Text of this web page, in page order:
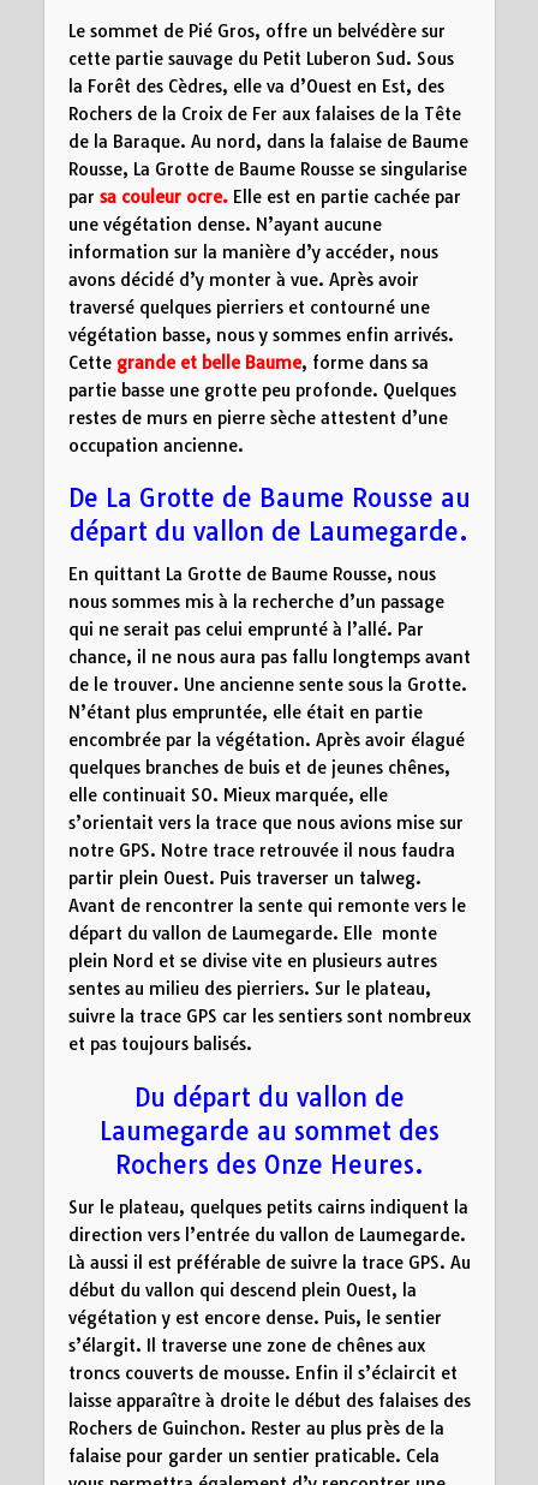
Le sommet de Pié Gros, offre un belvédère sur
cette partie sauvage du Petit Luberon Sud. Sous
la Forêt des Cèdres, elle va d’Ouest en Est, des
Rochers de la Croix de Fer aux falaises de la Tête
de la Baraque. Au nord, dans la falaise de Baume
Rousse, La Grotte de Baume Rousse se singularise
par sa couleur ocre.Elle est en partie cachée par
une végétation dense. N’ayant aucune
information sur la manière d’y accéder, nous
avons décidé d’y monter à vue. Après avoir
traversé quelques pierriers et contourné une
végétation basse, nous y sommes enfin arrivés.
Cettegrande et belle Baume, forme dans sa
partie basse une grotte peu profonde. Quelques
restes de murs en pierre sèche attestent d’une
occupation ancienne.
De La Grotte de Baume Rousse au
départ du vallon de Laumegarde.
En quittant La Grotte de Baume Rousse, nous
nous sommes mis à la recherche d’un passage
qui ne serait pas celui emprunté à l’allé. Par
chance, il ne nous aura pas fallu longtemps avant
de le trouver. Une ancienne sente sous la Grotte.
N’étant plus empruntée, elle était en partie
encombrée par la végétation. Après avoir élagué
quelques branches de buis et de jeunes chênes,
elle continuait SO. Mieux marquée, elle
s’orientait vers la trace que nous avions mise sur
notre GPS. Notre trace retrouvée il nous faudra
partir plein Ouest. Puis traverser un talweg.
Avant de rencontrer la sente qui remonte vers le
départ du vallon de Laumegarde. Elle monte
plein Nord et se divise vite en plusieurs autres
sentes au milieu des pierriers. Sur le plateau,
suivre la trace GPS car les sentiers sont nombreux
et pas toujours balisés.
Du départ du vallon de
Laumegarde au sommet des
Rochers des Onze Heures.
Sur le plateau, quelques petits cairns indiquent la
direction vers l’entrée du vallon de Laumegarde.
Là aussi il est préférable de suivre la trace GPS. Au
début du vallon qui descend plein Ouest, la
végétation y est encore dense. Puis, le sentier
s’élargit. Il traverse une zone de chênes aux
troncs couverts de mousse. Enfin il s’éclaircit et
laisse apparaître à droite le début des falaises des
Rochers de Guinchon. Rester au plus près de la
falaise pour garder un sentier praticable. Cela